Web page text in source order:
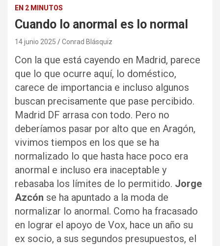
EN 2 MINUTOS
Cuando lo anormal es lo normal
14 junio 2025 Conrad Blásquiz
Con la que está cayendo en Madrid, parece
que lo que ocurre aquí, lo doméstico,
carece de importancia e incluso algunos
buscan precisamente que pase percibido.
Madrid DF arrasa con todo. Pero no
deberíamos pasar por alto que en Aragón,
vivimos tiempos en los que se ha
normalizado lo que hasta hace poco era
anormal e incluso era inaceptable y
rebasaba los límites de lo permitido. Jorge
Azcón se ha apuntado a la moda de
normalizar lo anormal. Como ha fracasado
en lograr el apoyo de Vox, hace un año su
ex socio, a sus segundos presupuestos, el